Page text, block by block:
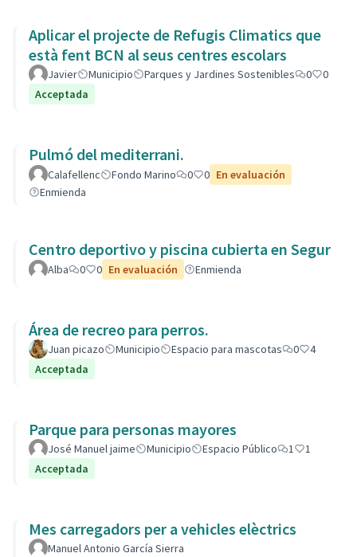
Aplicar el projecte de Refugis Climatics que
està fent BCN al seus centres escolars
Javier Municipio Parques y Jardines Sostenibles 0
0
Acceptada
Pulmó del mediterrani.
Calafellenc Fondo Marino 0 0 En evaluación
Enmienda
Centro deportivo y piscina cubierta en Segur
Alba 0 0 En evaluación Enmienda
Área de recreo para perros.
Juan picazo Municipio Espacio para mascotas 0
4
Acceptada
Parque para personas mayores
José Manuel jaime Municipio Espacio Público 1
1
Acceptada
Mes carregadors per a vehicles elèctrics
Manuel Antonio García Sierra